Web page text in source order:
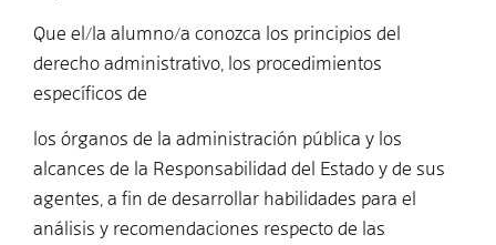
Que el/la alumno/a conozca los principios del
derecho administrativo, los procedimientos
específicos de
los órganos de la administración pública y los
alcances de la Responsabilidad del Estado y de sus
agentes, a fin de desarrollar habilidades para el
análisis y recomendaciones respecto de las